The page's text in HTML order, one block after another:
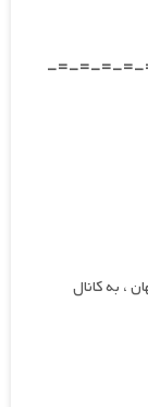
-=-=-=-
، به کانال